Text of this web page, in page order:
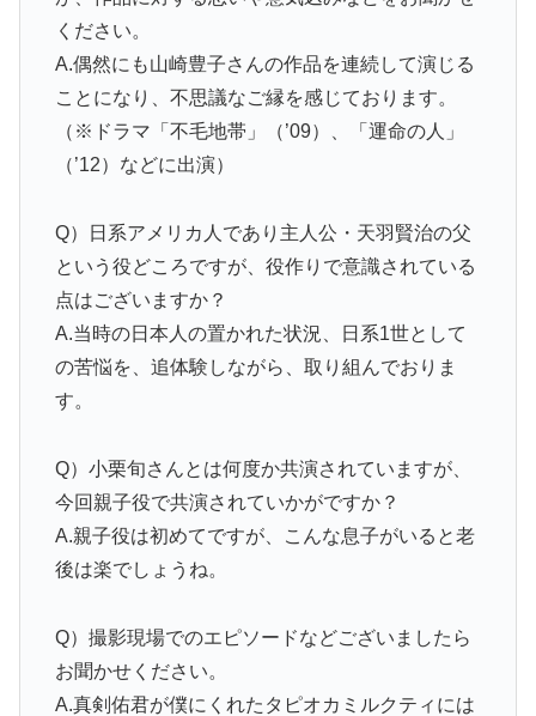
ください。
A.偶然にも山崎豊子さんの作品を連続して演じる
ことになり、不思議なご縁を感じております。
（※ドラマ「不毛地帯」（’09）、「運命の人」
（’12）などに出演）
Q）日系アメリカ人であり主人公・天羽賢治の父
という役どころですが、役作りで意識されている
点はございますか？
A.当時の日本人の置かれた状況、日系1世として
の苦悩を、追体験しながら、取り組んでおりま
す。
Q）小栗旬さんとは何度か共演されていますが、
今回親子役で共演されていかがですか？
A.親子役は初めてですが、こんな息子がいると老
後は楽でしょうね。
Q）撮影現場でのエピソードなどございましたら
お聞かせください。
A.真剣佑君が僕にくれたタピオカミルクティには